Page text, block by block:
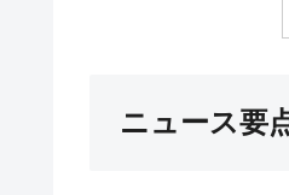
ニュース要